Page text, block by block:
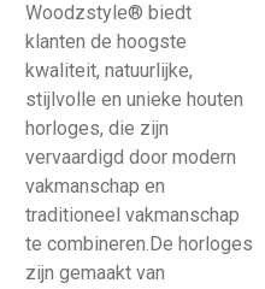
Woodzstyle® biedt
klanten de hoogste
kwaliteit, natuurlijke,
stijlvolle en unieke houten
horloges, die zijn
vervaardigd door modern
vakmanschap en
traditioneel vakmanschap
te combineren.De horloges
zijn gemaakt van